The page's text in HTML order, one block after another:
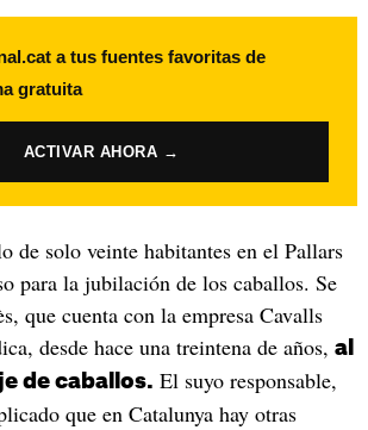
a tus fuentes favoritas de
gratuita
ACTIVAR AHORA →
de solo veinte habitantes en el Pallars
para la jubilación de los caballos. Se
que cuenta con la empresa Cavalls
desde hace una treintena de años, al
de caballos. El suyo responsable,
que en Catalunya hay otras